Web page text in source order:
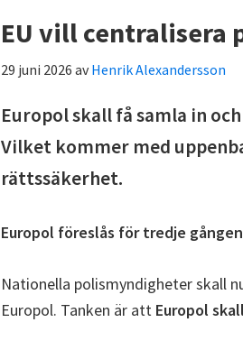
EU vill centralisera
29 juni 2026 avHenrik Alexandersson
Europol skall få samla in
Vilket kommer med
rättssäkerhet.
Europol föreslås för tredje
Nationella polismyndigheter skall
Europol. Tanken är att Europol